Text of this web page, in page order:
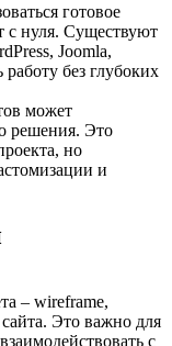
готовое
с нуля. Существуют
Joomla,
без глубоких
может
решения. Это
но
и
– wireframe,
Это важно для
с